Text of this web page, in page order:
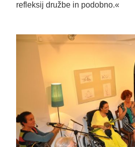
refleksij družbe in podobno.«